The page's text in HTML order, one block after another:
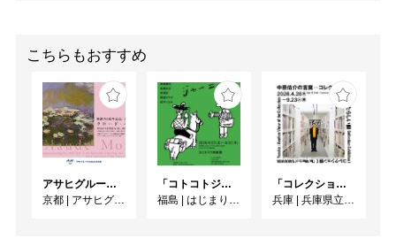
こちらもおすすめ
アサヒグループ大山崎山荘美術館 開館30周年記念展「没後100年 クロード・モネ」
京都
アサヒグループ大山崎山荘美術館
「コトコトジャーニー」
福島
はじまりの美術館
「コレクション展Ⅰ 中原佑介の言葉－コレクションを見るあたらしい眼」
兵庫
兵庫県立美術館